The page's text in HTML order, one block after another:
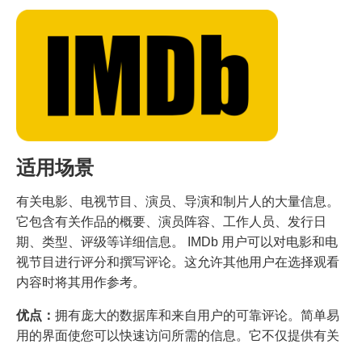
适用场景
有关电影、电视节目、演员、导演和制片人的大量信息。
它包含有关作品的概要、演员阵容、工作人员、发行日
期、类型、评级等详细信息。 IMDb 用户可以对电影和电
视节目进行评分和撰写评论。这允许其他用户在选择观看
内容时将其用作参考。
优点： 拥有庞大的数据库和来自用户的可靠评论。简单易
用的界面使您可以快速访问所需的信息。它不仅提供有关